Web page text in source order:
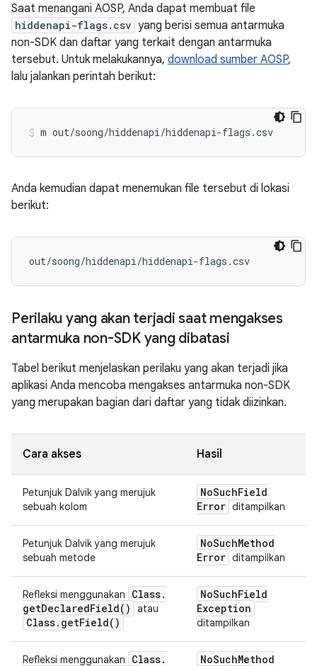
Saat menangani AOSP, Anda dapat membuat file
hiddenapi-flags.csv yang berisi semua antarmuka
non-SDK dan daftar yang terkait dengan antarmuka
tersebut. Untuk melakukannya, download sumber AOSP,
lalu jalankan perintah berikut:
Anda kemudian dapat menemukan file tersebut di lokasi
berikut:
Perilaku yang akan terjadi saat mengakses
antarmuka non-SDK yang dibatasi
Tabel berikut menjelaskan perilaku yang akan terjadi jika
aplikasi Anda mencoba mengakses antarmuka non-SDK
yang merupakan bagian dari daftar yang tidak diizinkan.
Cara akses Hasil
Petunjuk Dalvik yang merujuk
sebuah kolom
NoSuchField
Error ditampilkan
Petunjuk Dalvik yang merujuk
sebuah metode
NoSuchMethod
Error ditampilkan
Refleksi menggunakan Class.
getDeclaredField( ) atau
Class. getField( )
NoSuchField
Exception
ditampilkan
Refleksi menggunakan Class.
NoSuchMethod